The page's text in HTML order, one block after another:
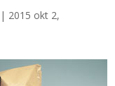
| 2015 okt 2,